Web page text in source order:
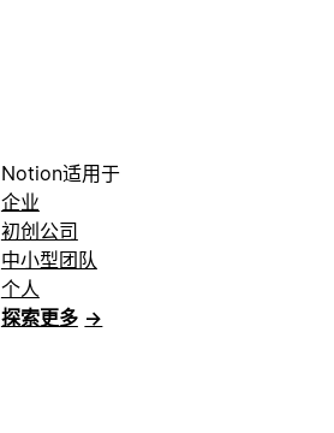
Notion适用于
企业
初创公司
中小型团队
个人
探索更多 →